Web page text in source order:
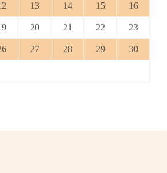
13 14 15 16
20 21 22 23
27 28 29 30